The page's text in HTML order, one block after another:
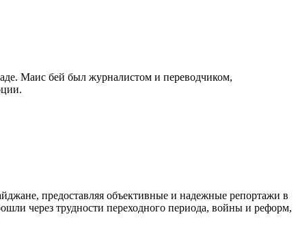
Маис бей был журналистом и переводчиком,
предоставляя объективные и надежные репортажи в
через трудности переходного периода, войны и реформ,